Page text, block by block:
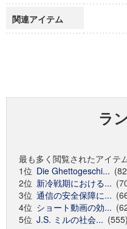
関連アイテム
ラ
最も多く閲覧されたアイテ
1位 Die Ghettogeschi...
2位 新冷戦期における...
3位 通信の安全保障に...
4位 ショート動画の効...
5位 J.S. ミルの社会... (555)